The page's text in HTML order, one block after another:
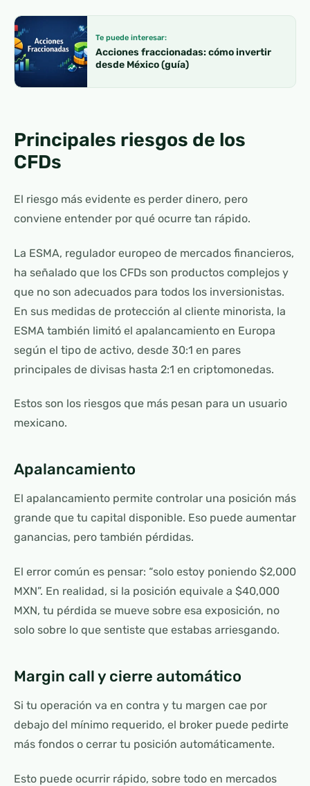
Te puede interesar:
Acciones fraccionadas: cómo invertir
desde México (guía)
Principales riesgos de los
CFDs
El riesgo más evidente es perder dinero, pero
conviene entender por qué ocurre tan rápido.
La ESMA, regulador europeo de mercados financieros,
ha señalado que los CFDs son productos complejos y
que no son adecuados para todos los inversionistas.
En sus medidas de protección al cliente minorista, la
ESMA también limitó el apalancamiento en Europa
según el tipo de activo, desde 30:1 en pares
principales de divisas hasta 2:1 en criptomonedas.
Estos son los riesgos que más pesan para un usuario
mexicano.
Apalancamiento
El apalancamiento permite controlar una posición más
grande que tu capital disponible. Eso puede aumentar
ganancias, pero también pérdidas.
El error común es pensar: “solo estoy poniendo $2,000
MXN”. En realidad, si la posición equivale a $40,000
MXN, tu pérdida se mueve sobre esa exposición, no
solo sobre lo que sentiste que estabas arriesgando.
Margin call y cierre automático
Si tu operación va en contra y tu margen cae por
debajo del mínimo requerido, el broker puede pedirte
más fondos o cerrar tu posición automáticamente.
Esto puede ocurrir rápido, sobre todo en mercados